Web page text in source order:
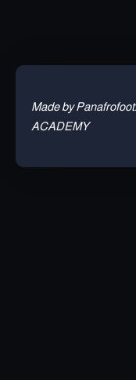
Made by
ACADEMY